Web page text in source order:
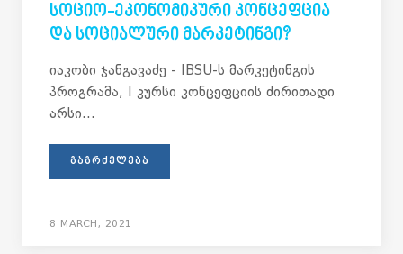
ᲡᲝᲪᲘᲝ-ᲔᲙᲝᲜᲝᲛᲘᲙᲣᲠᲘ ᲙᲝᲜᲪᲔᲤᲪᲘᲐ
ᲓᲐ ᲡᲝᲪᲘᲐᲚᲣᲠᲘ ᲛᲐᲠᲙᲔᲢᲘᲜᲒᲘ?
იაკობი ჯანგავაძე - IBSU-ს მარკეტინგის
პროგრამა, I კურსი კონცეფციის ძირითადი
არსი...
ᲒᲐᲒᲠᲫᲔᲚᲔᲑᲐ
8 MARCH, 2021